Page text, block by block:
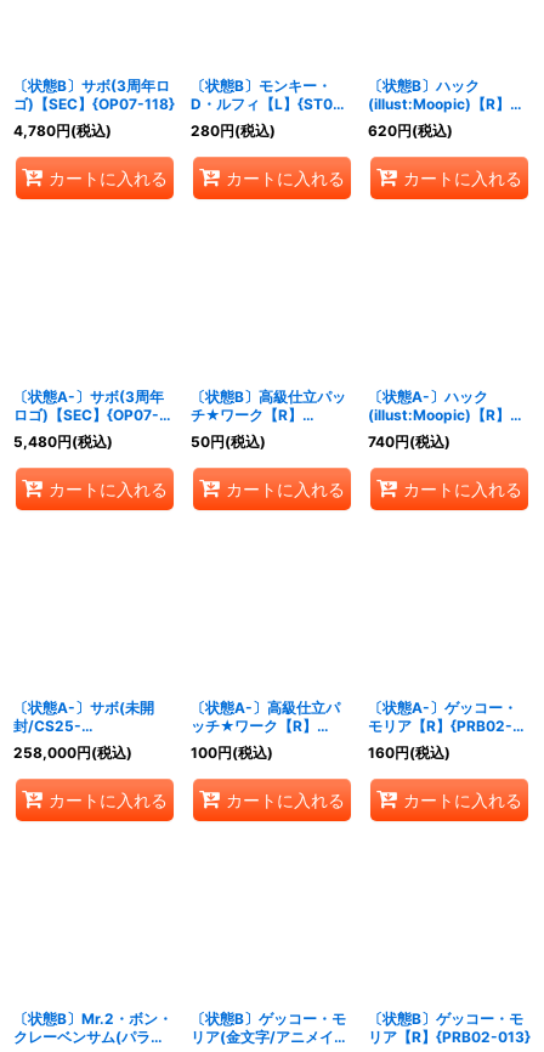
〔状態B〕サボ(3周年ロ
ゴ)【SEC】{OP07-118}
4,780円(税込)
カートに入れる
〔状態B〕モンキー・
D・ルフィ【L】{ST08-
001}
280円(税込)
カートに入れる
〔状態B〕ハック
(illust:Moopic)【R】
{OP12-089}
620円(税込)
カートに入れる
〔状態A-〕サボ(3周年
ロゴ)【SEC】{OP07-
118}
5,480円(税込)
カートに入れる
〔状態B〕高級仕立パッ
チ★ワーク【R】
{OP05-094}
50円(税込)
カートに入れる
〔状態A-〕ハック
(illust:Moopic)【R】
{OP12-089}
740円(税込)
カートに入れる
〔状態A-〕サボ(未開
封/CS25-
26/illust:tatsuya)
【SEC】{OP13-120}
258,000円(税込)
カートに入れる
〔状態A-〕高級仕立パ
ッチ★ワーク【R】
{OP05-094}
100円(税込)
カートに入れる
〔状態A-〕ゲッコー・
モリア【R】{PRB02-
013}
160円(税込)
カートに入れる
〔状態B〕Mr.2・ボン・
クレーベンサム(パラレ
〔状態B〕ゲッコー・モ
リア(金文字/アニメイラ
〔状態B〕ゲッコー・モ
リア【R】{PRB02-013}